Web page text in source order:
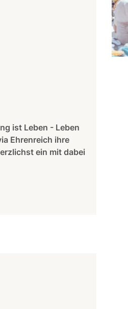
ist Leben - Leben
Ehrenreich ihre
ein mit dabei